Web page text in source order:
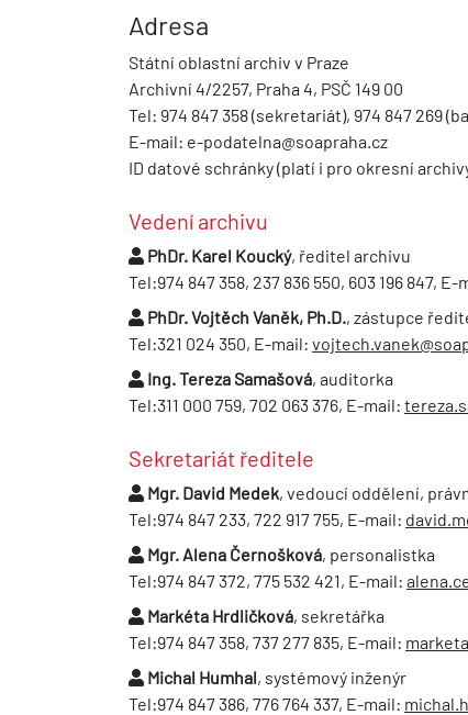
Adresa
Státní oblastní archiv v Praze
Archivní 4/2257, Praha 4, PSČ 149 00
Tel: 974 847 358 (sekretariát), 974 847 269
E-mail: e-podatelna@soapraha.cz
ID datové schránky (platí i pro okresní
Vedení archivu
PhDr. Karel Koucký, ředitel archivu
Tel:974 847 358, 237 836 550, 603 196 847, E-
PhDr. Vojtěch Vaněk, Ph.D., zástupce
Tel:321 024 350, E-mail:
Ing. Tereza Samašová, auditorka
Tel:311 000 759, 702 063 376, E-mail:
Sekretariát ředitele
Mgr. David Medek, vedoucí oddělení,
Tel:974 847 233, 722 917 755, E-mail:
Mgr. Alena Černošková, personalistka
Tel:974 847 372, 775 532 421, E-mail:
Markéta Hrdličková, sekretářka
Tel:974 847 358, 737 277 835, E-mail:
Michal Humhal, systémový inženýr
Tel:974 847 386, 776 764 337, E-mail: